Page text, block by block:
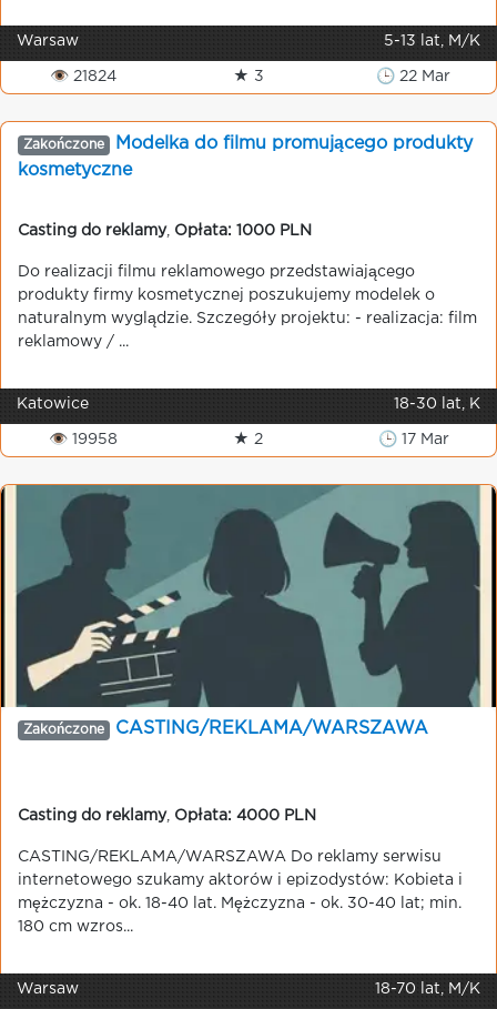
Warsaw 5-13 lat, M/K
👁 21824 ★ 3 🕒 22 Mar
Zakończone
Modelka do filmu promującego produkty
kosmetyczne
Casting do reklamy, Opłata: 1000 PLN
Do realizacji filmu reklamowego przedstawiającego
produkty firmy kosmetycznej poszukujemy modelek o
naturalnym wyglądzie. Szczegóły projektu: - realizacja: film
reklamowy / ...
Katowice 18-30 lat, K
👁 19958 ★ 2 🕒 17 Mar
Zakończone CASTING/REKLAMA/WARSZAWA
Casting do reklamy, Opłata: 4000 PLN
CASTING/REKLAMA/WARSZAWA Do reklamy serwisu
internetowego szukamy aktorów i epizodystów: Kobieta i
mężczyzna - ok. 18-40 lat. Mężczyzna - ok. 30-40 lat; min.
180 cm wzros...
Warsaw 18-70 lat, M/K